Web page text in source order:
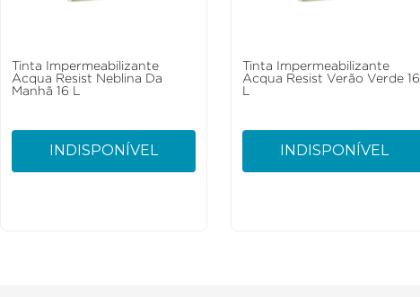
Tinta Impermeabilizante
Acqua Resist Neblina Da
Manhã 16 L
INDISPONÍVEL
Tinta Impermeabilizante
Acqua Resist Verão Verde 16
INDISPONÍVEL